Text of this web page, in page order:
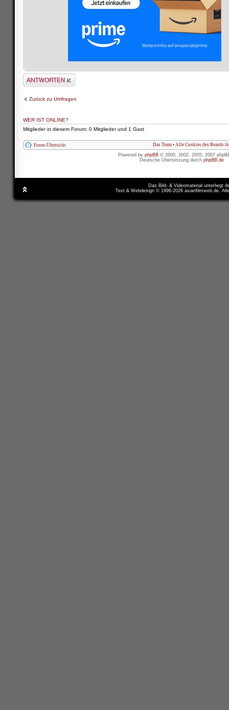
Antwort schreiben
Zurück zu Umfragen
WER IST ONLINE?
Mitglieder in diesem Forum: 0 Mitglieder und 1 Gast
Foren-Übersicht Das Team • Alle Cookies des Boards
Powered by phpBB © 2000, 2002, 2005, 2007
Deutsche Übersetzung durch phpBB.de
Das Bild- & Videomaterial unterliegt
Text & Webdesign © 1996-2026 asianfilmweb.de.